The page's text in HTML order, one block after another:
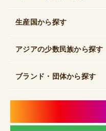
生産国から探す
アジアの少数民族から探す
ブランド・団体から探す